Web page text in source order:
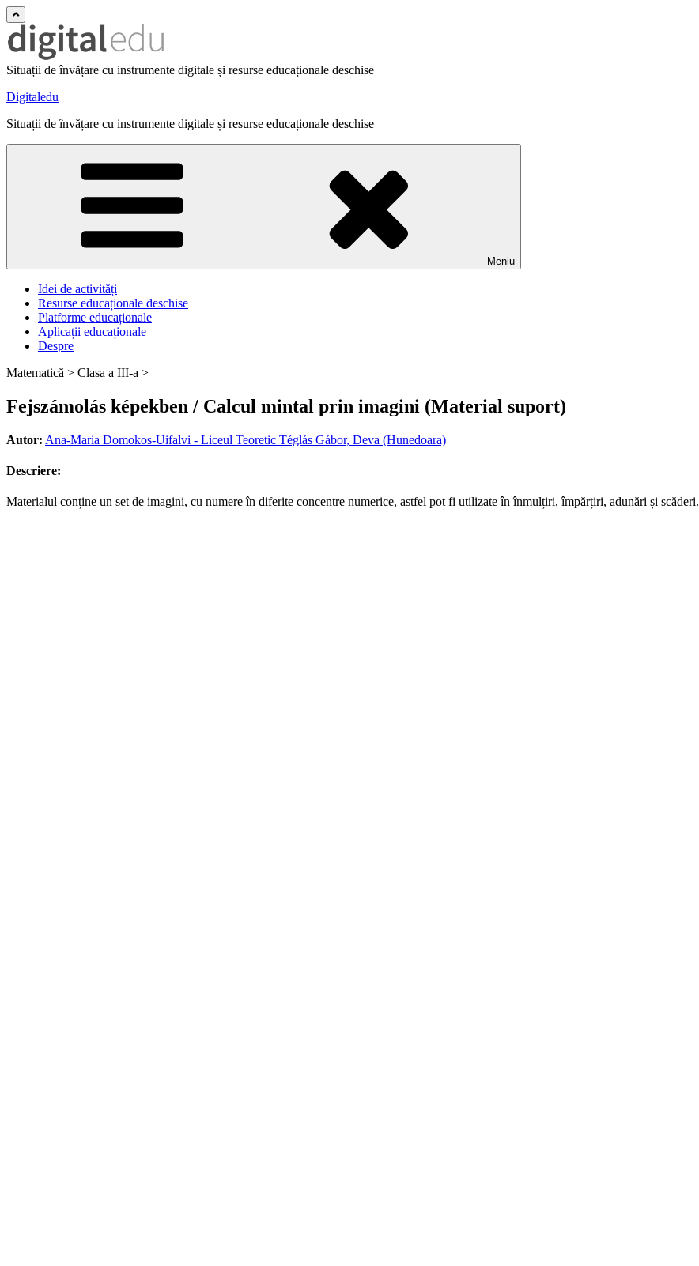
Situații de învățare cu instrumente digitale și resurse educaționale deschise
Digitaledu
Situații de învățare cu instrumente digitale și resurse educaționale deschise
Meniu
Idei de activități
Resurse educaționale deschise
Platforme educaționale
Aplicații educaționale
Despre
Matematică > Clasa a III-a >
Fejszámolás képekben / Calcul mintal prin imagini (Material suport)
Autor: Ana-Maria Domokos-Uifalvi - Liceul Teoretic Téglás Gábor, Deva (Hunedoara)
Descriere:
Materialul conține un set de imagini, cu numere în diferite concentre numerice, astfel pot fi utilizate în înmulțiri, împărțiri, adunări și scăderi.